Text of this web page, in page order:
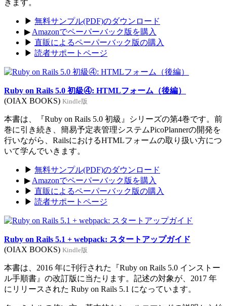
きます。
▶ 無料サンプル(PDF)のダウンロード
▶ Amazonでペーパーバック版を購入
▶ 直販によるペーパーバック版の購入
▶ 読者サポートページ
Ruby on Rails 5.0 初級④: HTMLフォーム（後編）
(OIAX BOOKS) Kindle版
本書は、『Ruby on Rails 5.0 初級』シリーズの第4巻です。前
巻に引き続き、簡易予定表管理システムPicoPlannerの開発を
行いながら、RailsにおけるHTMLフォームの取り扱い方につ
いて学んでいきます。
▶ 無料サンプル(PDF)のダウンロード
▶ Amazonでペーパーバック版を購入
▶ 直販によるペーパーバック版の購入
▶ 読者サポートページ
Ruby on Rails 5.1 + webpack: スタートアップガイド
(OIAX BOOKS) Kindle版
本書は、2016 年に刊行された『Ruby on Rails 5.0 インストー
ル手順書』の改訂版に当たります。記述の対象が、2017 年
にリリースされた Ruby on Rails 5.1 になっています。